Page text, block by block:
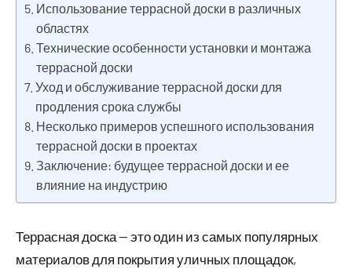
Использование террасной доски в различных
областях
Технические особенности установки и монтажа
террасной доски
Уход и обслуживание террасной доски для
продления срока службы
Несколько примеров успешного использования
террасной доски в проектах
Заключение: будущее террасной доски и ее
влияние на индустрию
Террасная доска — это один из самых популярных
материалов для покрытия уличных площадок,